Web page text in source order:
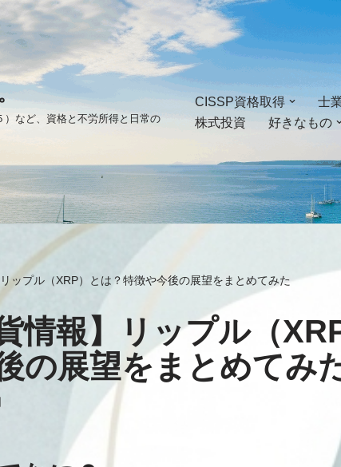
など、資格と不労所得と日常の
CISSP資格取得 士
株式投資
好きなもの
ップル（XRP）とは？特徴や今後の展望をまとめてみた
情報】リップル（
の展望をまとめてみ